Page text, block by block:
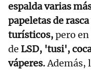
espalda varias
papeletas de
turísticos,pero
de LSD, 'tusi',
váperes.Además,